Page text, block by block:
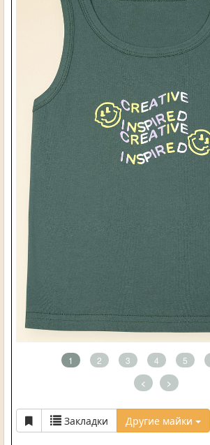
1 2 3 4 5
< >
Закладки Другие майки